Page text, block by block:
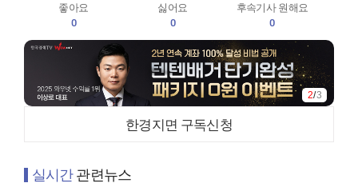
좋아요
0
싫어요
0
후속기사 원해요
0
2/3
한경지면 구독신청
실시간관련뉴스